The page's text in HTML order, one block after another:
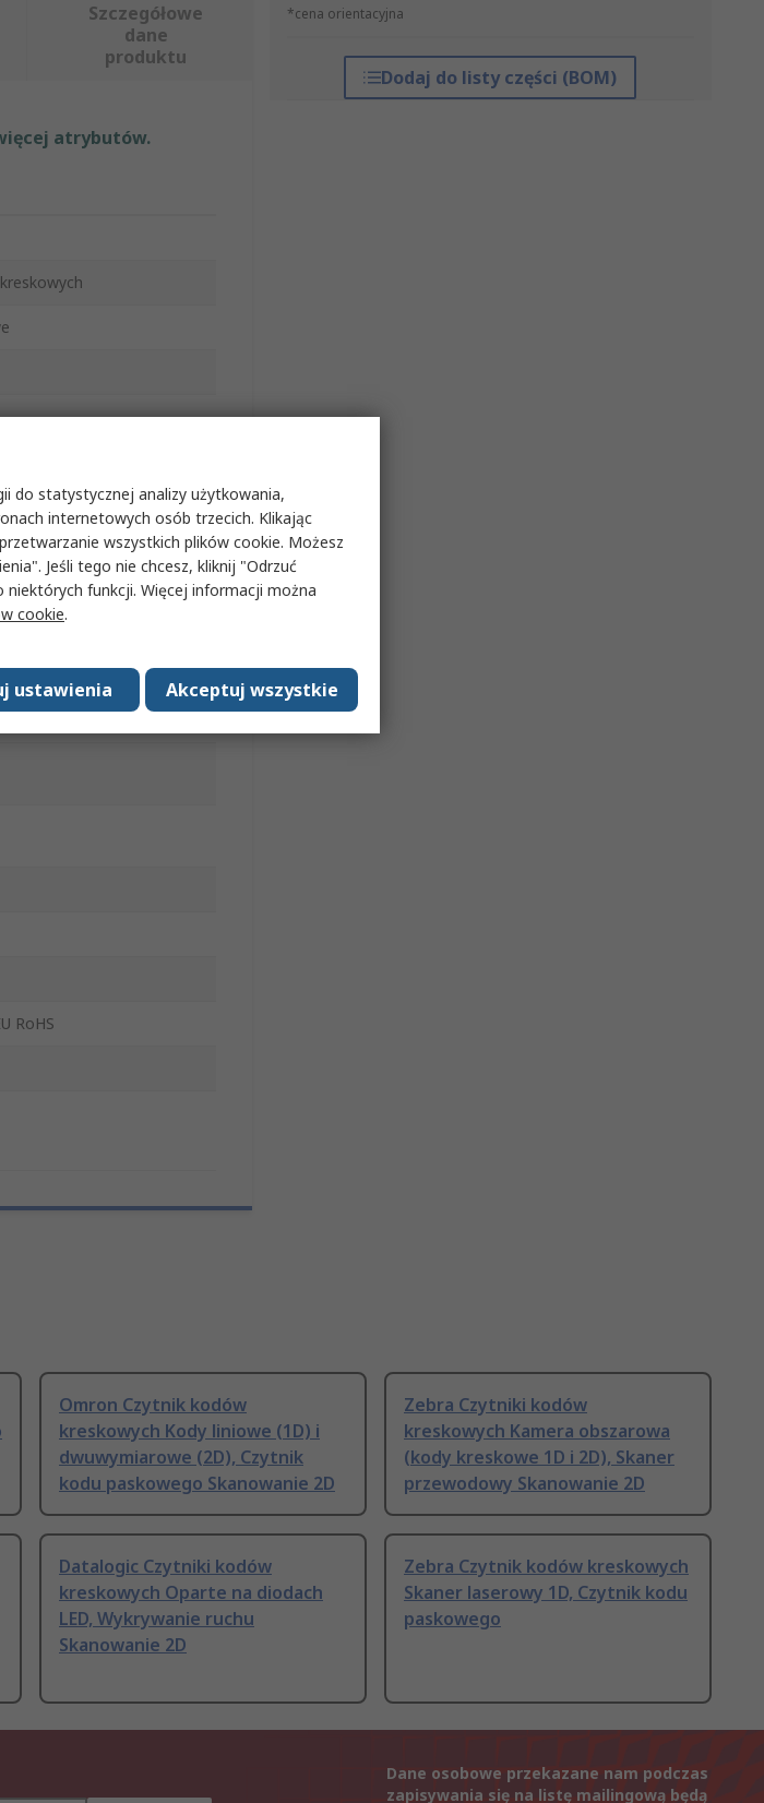
*cena orientacyjna
Dodaj do listy części (BOM)
Szczegółowe
dane
produktu
atrybutów.
dźwiękowy
RoHS
Omron Czytnik kodów
kreskowych Kody liniowe (1D) i
dwuwymiarowe (2D), Czytnik
kodu paskowego Skanowanie 2D
Zebra Czytniki kodów
kreskowych Kamera obszarowa
(kody kreskowe 1D i 2D), Skaner
przewodowy Skanowanie 2D
Datalogic Czytniki kodów
kreskowych Oparte na diodach
LED, Wykrywanie ruchu
Skanowanie 2D
Zebra Czytnik kodów kreskowych
Skaner laserowy 1D, Czytnik kodu
paskowego
Dane osobowe przekazane nam podczas
zapisywania się na listę mailingową będą
do statystycznej analizy użytkowania,
internetowych osób trzecich. Klikając
wszystkich plików cookie. Możesz
Jeśli tego nie chcesz, kliknij "Odrzuć
funkcji. Więcej informacji można
cookie.
Akceptuj wszystkie
ustawienia